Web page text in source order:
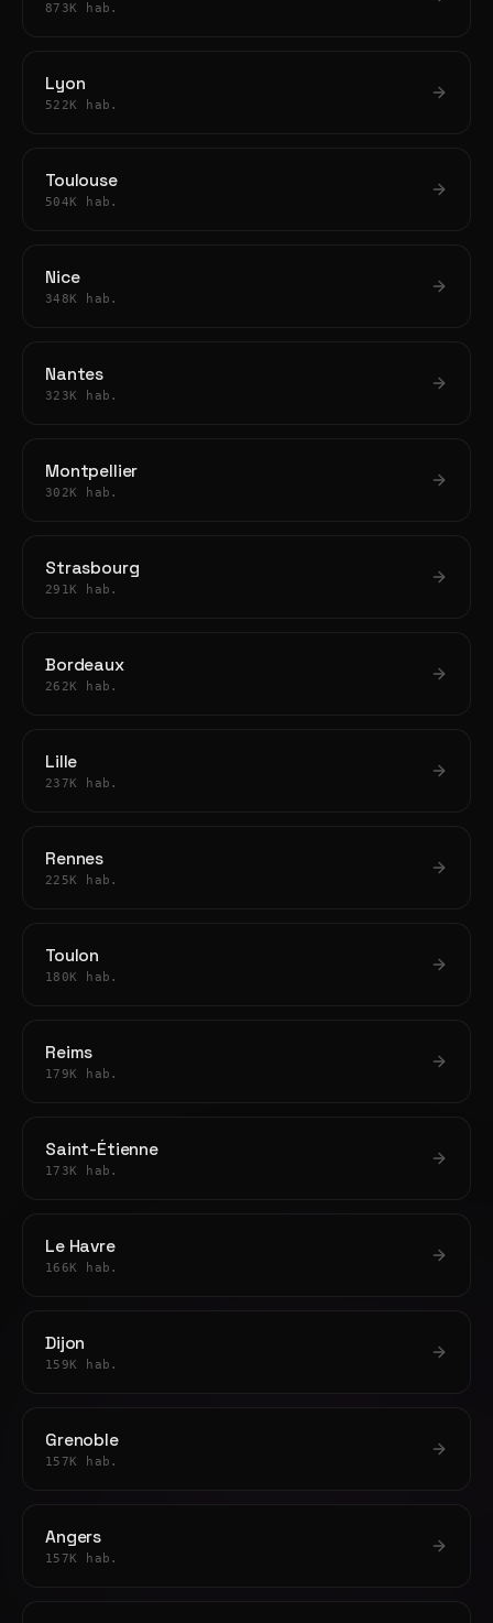
873K hab.
Lyon
522K hab.
Toulouse
504K hab.
Nice
348K hab.
Nantes
323K hab.
Montpellier
302K hab.
Strasbourg
291K hab.
Bordeaux
262K hab.
Lille
237K hab.
Rennes
225K hab.
Toulon
180K hab.
Reims
179K hab.
Saint-Étienne
173K hab.
Le Havre
166K hab.
Dijon
159K hab.
Grenoble
157K hab.
Angers
157K hab.